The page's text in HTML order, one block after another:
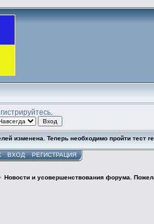
изменена. Теперь необходимо пройти тест
ВХОД РЕГИСТРАЦИЯ
Новости и усовершенствования форума.